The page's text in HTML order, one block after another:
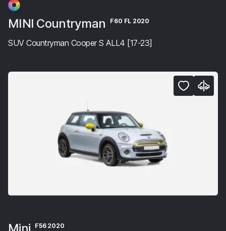
MINI Countryman F60 FL 2020
SUV Countryman Cooper S ALL4 [17-23]
Mini F56 2020